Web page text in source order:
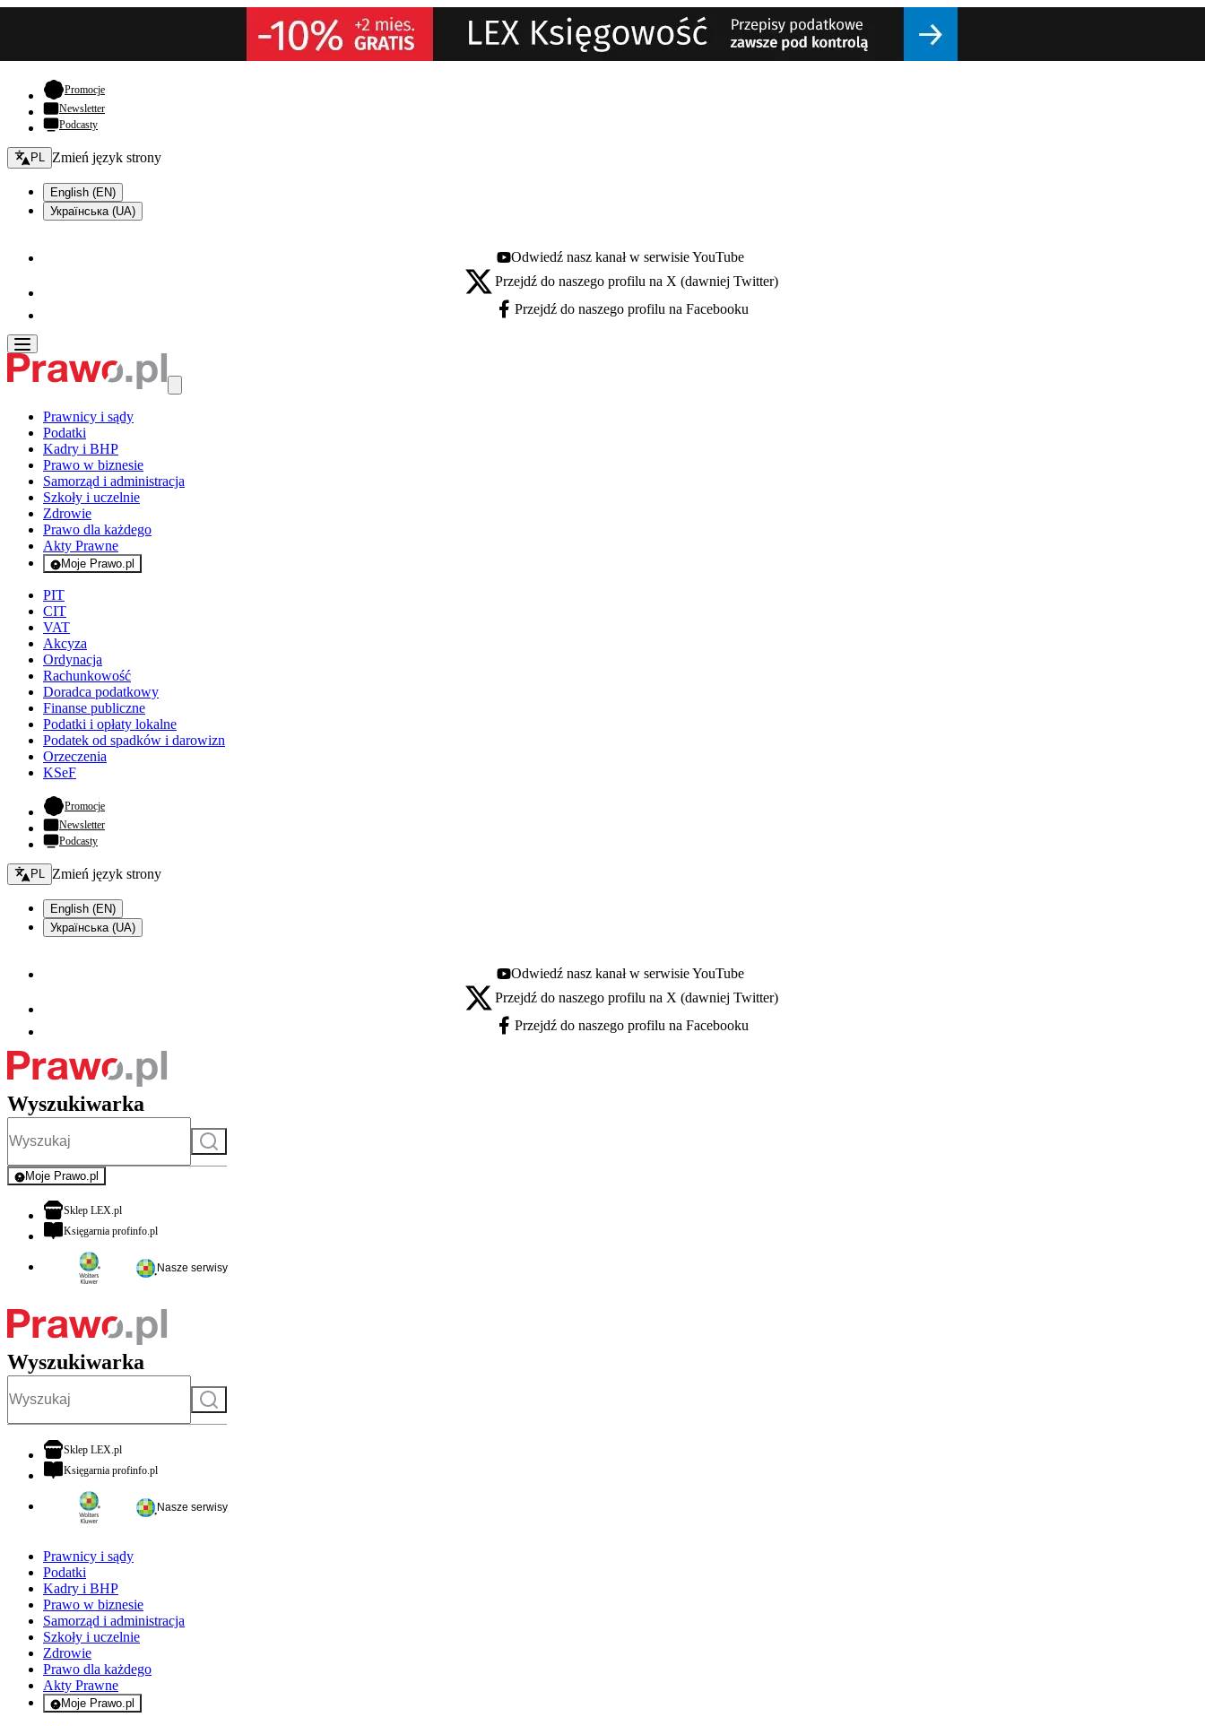
Promocje- otwiera się w nowej karcie
Newsletter
Podcasty
Zmień język - bieżący:
PL Zmień język strony
English (EN)
Українська (UA)
Youtube - otwiera się w nowej karcie
Odwiedź nasz kanał w serwisie YouTube
X - otwiera się w nowej karcie
Przejdź do naszego profilu na X (dawniej Twitter)
Facebook - otwiera się w nowej karcie
Przejdź do naszego profilu na Facebooku
Prawnicy i sądy
Podatki
Kadry i BHP
Prawo w biznesie
Samorząd i administracja
Szkoły i uczelnie
Zdrowie
Prawo dla każdego
Akty Prawne
Moje Prawo.pl
- rejestracja i logowanie do serwisu
PIT
CIT
VAT
Akcyza
Ordynacja
Rachunkowość
Doradca podatkowy
Finanse publiczne
Podatki i opłaty lokalne
Podatek od spadków i darowizn
Orzeczenia
KSeF
Promocje- otwiera się w nowej karcie
Newsletter
Podcasty
Zmień język - bieżący:
PL Zmień język strony
English (EN)
Українська (UA)
Youtube - otwiera się w nowej karcie
Odwiedź nasz kanał w serwisie YouTube
X - otwiera się w nowej karcie
Przejdź do naszego profilu na X (dawniej Twitter)
Facebook - otwiera się w nowej karcie
Przejdź do naszego profilu na Facebooku
Wyszukiwarka
Szukaj
Moje Prawo.pl
- rejestracja i logowanie do serwisu
Sklep LEX.plotwiera się w nowej karcie
Księgarnia profinfo.plotwiera się w nowej karcie
Nasze serwisy
Wyszukiwarka
Szukaj
Sklep LEX.plotwiera się w nowej karcie
Księgarnia profinfo.plotwiera się w nowej karcie
Nasze serwisy
Prawnicy i sądy
Podatki
Kadry i BHP
Prawo w biznesie
Samorząd i administracja
Szkoły i uczelnie
Zdrowie
Prawo dla każdego
Akty Prawne
Moje Prawo.pl
- rejestracja i logowanie do serwisu